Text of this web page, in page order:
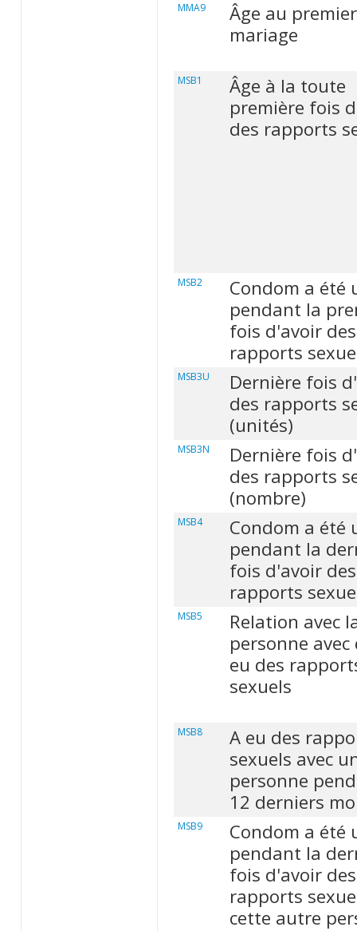
MMA9
Âge au premier
mariage
MSB1
Âge à la toute
première fois
des rapports
MSB2
Condom a été
pendant la
fois d'avoir des
rapports
MSB3U
Dernière fois
des rapports
(unités)
MSB3N
Dernière fois
des rapports
(nombre)
MSB4
Condom a été
pendant la
fois d'avoir des
rapports
MSB5
Relation avec
personne avec
eu des
sexuels
MSB8
A eu des
sexuels avec
personne
12 derniers
MSB9
Condom a été
pendant la
fois d'avoir des
rapports
cette autre